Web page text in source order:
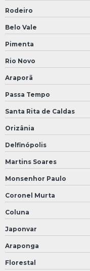
Rodeiro
Belo Vale
Pimenta
Rio Novo
Araporã
Passa Tempo
Santa Rita de Caldas
Orizânia
Delfinópolis
Martins Soares
Monsenhor Paulo
Coronel Murta
Coluna
Japonvar
Araponga
Florestal